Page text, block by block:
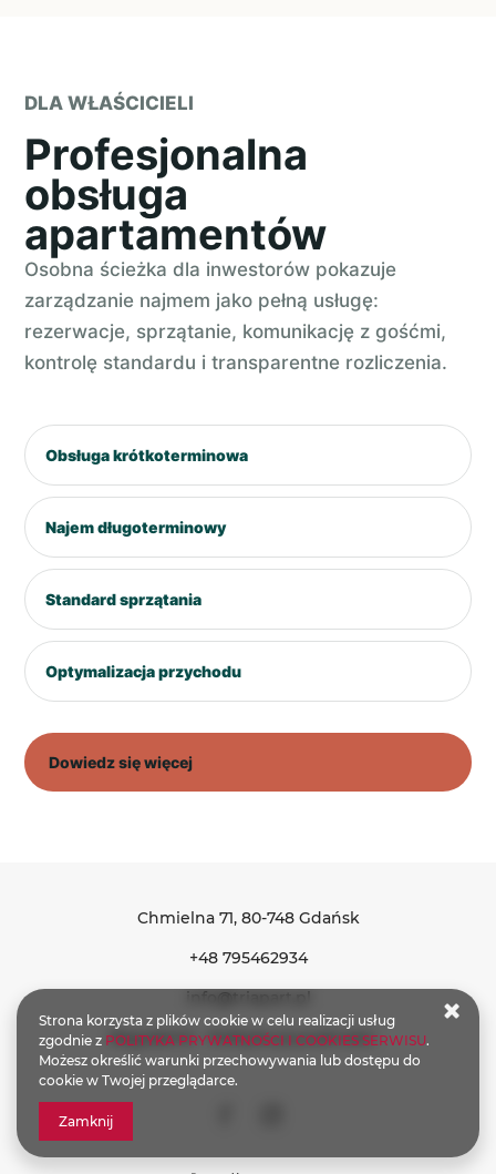
DLA WŁAŚCICIELI
Profesjonalna
obsługa
apartamentów
Osobna ścieżka dla inwestorów pokazuje
zarządzanie najmem jako pełną usługę:
rezerwacje, sprzątanie, komunikację z gośćmi,
kontrolę standardu i transparentne rozliczenia.
Obsługa krótkoterminowa
Najem długoterminowy
Standard sprzątania
Optymalizacja przychodu
Dowiedz się więcej
Chmielna 71, 80-748 Gdańsk
+48 795462934
info@triapart.pl
Regulamin Polityka prywatności
Strona korzysta z plików cookie w celu realizacji usług
zgodnie z POLITYKA PRYWATNOŚCI I COOKIES SERWISU.
Możesz określić warunki przechowywania lub dostępu do
cookie w Twojej przeglądarce.
Zamknij